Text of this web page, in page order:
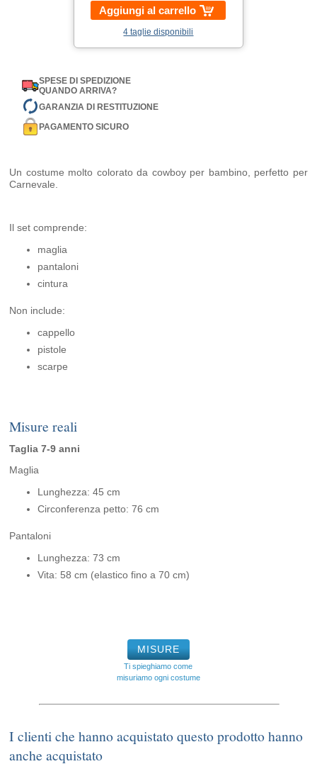
Aggiungi al carrello
4 taglie disponibili
SPESE DI SPEDIZIONE
QUANDO ARRIVA?
GARANZIA DI RESTITUZIONE
PAGAMENTO SICURO
Un costume molto colorato da cowboy per bambino, perfetto per
Carnevale.
Il set comprende:
maglia
pantaloni
cintura
Non include:
cappello
pistole
scarpe
Misure reali
Taglia 7-9 anni
Maglia
Lunghezza: 45 cm
Circonferenza petto: 76 cm
Pantaloni
Lunghezza: 73 cm
Vita: 58 cm (elastico fino a 70 cm)
MISURE
Ti spieghiamo come
misuriamo ogni costume
I clienti che hanno acquistato questo prodotto hanno
anche acquistato